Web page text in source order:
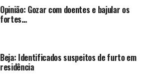
Opinião: Gozar com doentes e bajular os
fortes…
Beja: Identificados suspeitos de furto em
residência